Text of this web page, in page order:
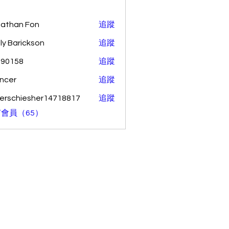
Fon 追蹤
Barickson 追蹤
追蹤
追蹤
追蹤
員（65）